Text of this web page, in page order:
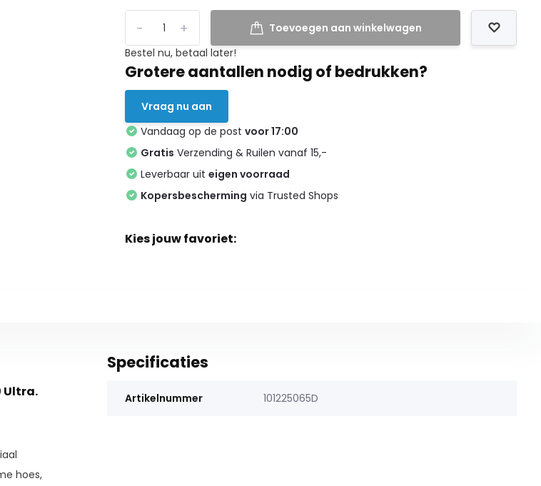
+
-
Toevoegen aan winkelwagen
Bestel nu, betaal later!
Grotere aantallen nodig of bedrukken?
Vraag nu aan
Vandaag op de postvoor 17:00
Gratis Verzending & Ruilen vanaf 15,-
Leverbaar uiteigen voorraad
Kopersbescherming via Trusted Shops
Kies jouw favoriet:
Ultra.
hoes,
Specificaties
Artikelnummer 101225065D